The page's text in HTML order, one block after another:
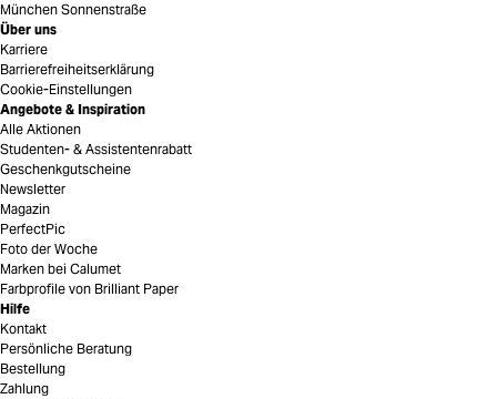
München Sonnenstraße
Über uns
Karriere
Barrierefreiheitserklärung
Cookie-Einstellungen
Angebote & Inspiration
Alle Aktionen
Studenten- & Assistentenrabatt
Geschenkgutscheine
Newsletter
Magazin
PerfectPic
Foto der Woche
Marken bei Calumet
Farbprofile von Brilliant Paper
Hilfe
Kontakt
Persönliche Beratung
Bestellung
Zahlung